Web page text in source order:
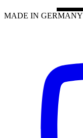
MADE IN GERMANY